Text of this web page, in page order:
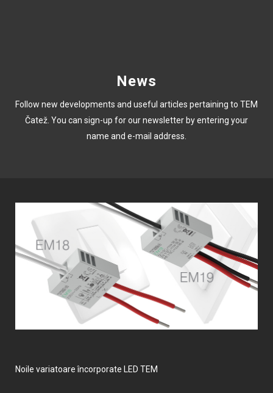
News
Follow new developments and useful articles pertaining to TEM
Čatež. You can sign-up for our newsletter by entering your
name and e-mail address.
Noile variatoare încorporate LED TEM